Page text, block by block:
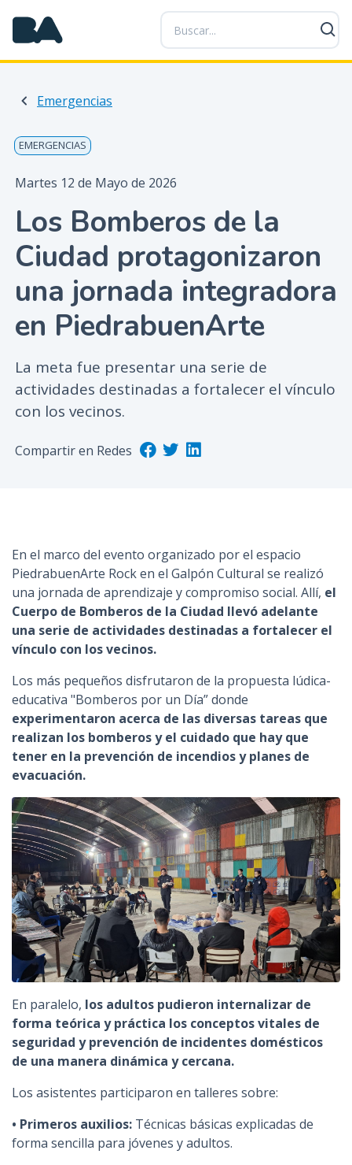
P
a
s
a
e
n
i
r
n
c
a
Emergencias
EMERGENCIAS
Martes 12 de Mayo de 2026
Los Bomberos de la
Ciudad protagonizaron
una jornada integradora
en PiedrabuenArte
La meta fue presentar una serie de
actividades destinadas a fortalecer el vínculo
con los vecinos.
Compartir en Redes
En el marco del evento organizado por el espacio
PiedrabuenArte Rock en el Galpón Cultural se realizó
una jornada de aprendizaje y compromiso social. Allí, el
Cuerpo de Bomberos de la Ciudad llevó adelante
una serie de actividades destinadas a fortalecer el
vínculo con los vecinos.
Los más pequeños disfrutaron de la propuesta lúdica-
educativa "Bomberos por un Día” donde
experimentaron acerca de las diversas tareas que
realizan los bomberos y el cuidado que hay que
tener en la prevención de incendios y planes de
evacuación.
En paralelo, los adultos pudieron internalizar de
forma teórica y práctica los conceptos vitales de
seguridad y prevención de incidentes domésticos
de una manera dinámica y cercana.
Los asistentes participaron en talleres sobre:
• Primeros auxilios: Técnicas básicas explicadas de
forma sencilla para jóvenes y adultos.